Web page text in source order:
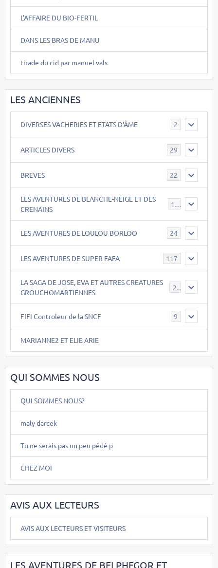
L'AFFAIRE DU BIO-FERTIL
DANS LES BRAS DE MANU
tirade du cid par manuel vals
LES ANCIENNES
DIVERSES VACHERIES ET ETATS D'ÂME 2
ARTICLES DIVERS 29
BREVES 22
LES AVENTURES DE BLANCHE-NEIGE ET DES
CRENAINS
17
LES AVENTURES DE LOULOU BORLOO 24
LES AVENTURES DE SUPER FAFA 117
LA SAGA DE JOSE, EVA ET AUTRES CREATURES
GROUCHOMARTIENNES
26
FIFI Controleur de la SNCF 9
MARIANNE2 ET ELIE ARIE
QUI SOMMES NOUS
QUI SOMMES NOUS?
maly darcek
Tu ne serais pas un peu pédé p
CHEZ MOI
AVIS AUX LECTEURS
AVIS AUX LECTEURS ET VISITEURS
LES AVENTURES DE BELPHEGOR ET